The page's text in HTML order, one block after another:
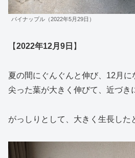
パイナップル（2022年5月29日）
【2022年12月9日 】
夏の間にぐんぐんと伸び、12月
尖った葉が大きく伸びて、近づき
がっしりとして、大きく生長した